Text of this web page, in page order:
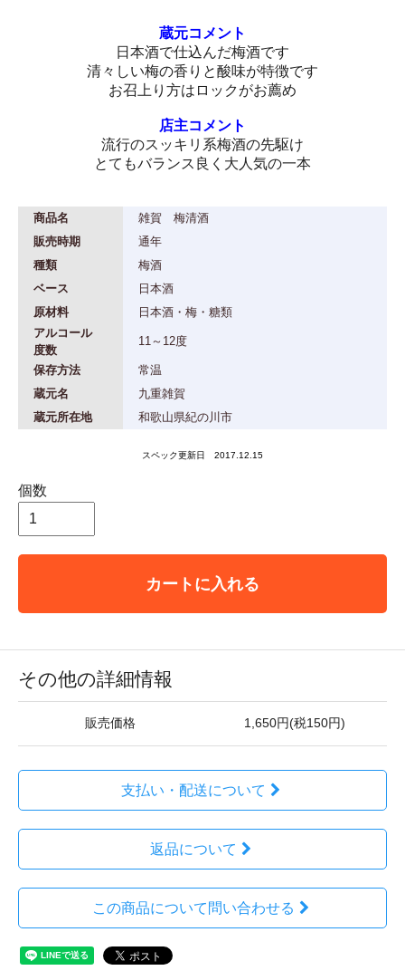
蔵元コメント
日本酒で仕込んだ梅酒です
清々しい梅の香りと酸味が特徴です
お召上り方はロックがお薦め
店主コメント
流行のスッキリ系梅酒の先駆け
とてもバランス良く大人気の一本
商品名
雑賀 梅清酒
販売時期
通年
種類
梅酒
ベース
日本酒
原材料
日本酒・梅・糖類
アルコール
度数
11～12度
保存方法
常温
蔵元名
九重雑賀
蔵元所在地
和歌山県紀の川市
スペック更新日 2017.12.15
個数
カートに入れる
その他の詳細情報
販売価格 1,650円(税150円)
支払い・配送について
返品について
この商品について問い合わせる